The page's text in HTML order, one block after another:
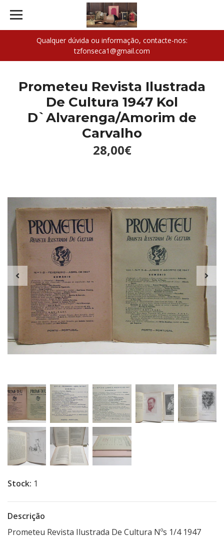
Qualquer dúvida ou informação, contacte-nos:
tzfonseca1@gmail.com
Prometeu Revista Ilustrada
De Cultura 1947 Kol
D`Alvarenga/Amorim de
Carvalho
28,00€
Stock: 1
Descrição
Prometeu Revista Ilustrada De Cultura Nºs 1/4 1947